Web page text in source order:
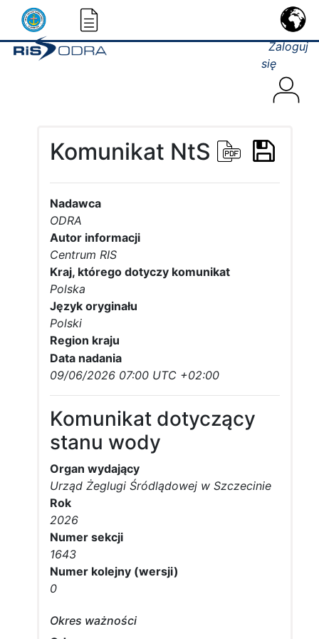
Zaloguj
się
Komunikat NtS
Nadawca
ODRA
Autor informacji
Centrum RIS
Kraj, którego dotyczy komunikat
Polska
Język oryginału
Polski
Region kraju
Data nadania
09/06/2026 07:00 UTC +02:00
Komunikat dotyczący
stanu wody
Organ wydający
Urząd Żeglugi Śródlądowej w Szczecinie
Rok
2026
Numer sekcji
1643
Numer kolejny (wersji)
0
Okres ważności